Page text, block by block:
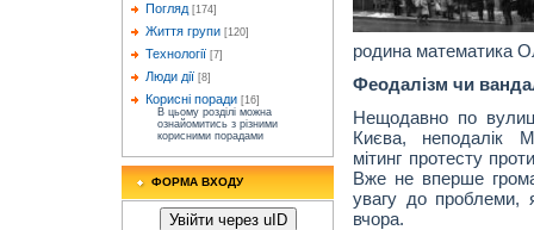
Погляд [174]
Життя групи [120]
Технології [7]
Люди дії [8]
Корисні поради [16]
В цьому розділі можна
ознайомитись з різними
корисними порадами
ФОРМА ВХОДУ
Увійти через uID
родина математика
Феодалізм чи
Нещодавно по
Києва, неподалік
мітинг протесту
Вже не вперше
увагу до проблеми,
вчора.